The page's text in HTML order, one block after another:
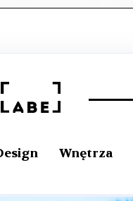
Wnętrza